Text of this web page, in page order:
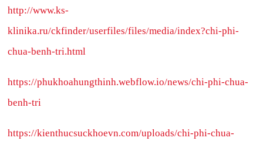
http://www.ks-
klinika.ru/ckfinder/userfiles/files/media/index?chi-phi-
chua-benh-tri.html
https://phukhoahungthinh.webflow.io/news/chi-phi-chua-
benh-tri
https://kienthucsuckhoevn.com/uploads/chi-phi-chua-